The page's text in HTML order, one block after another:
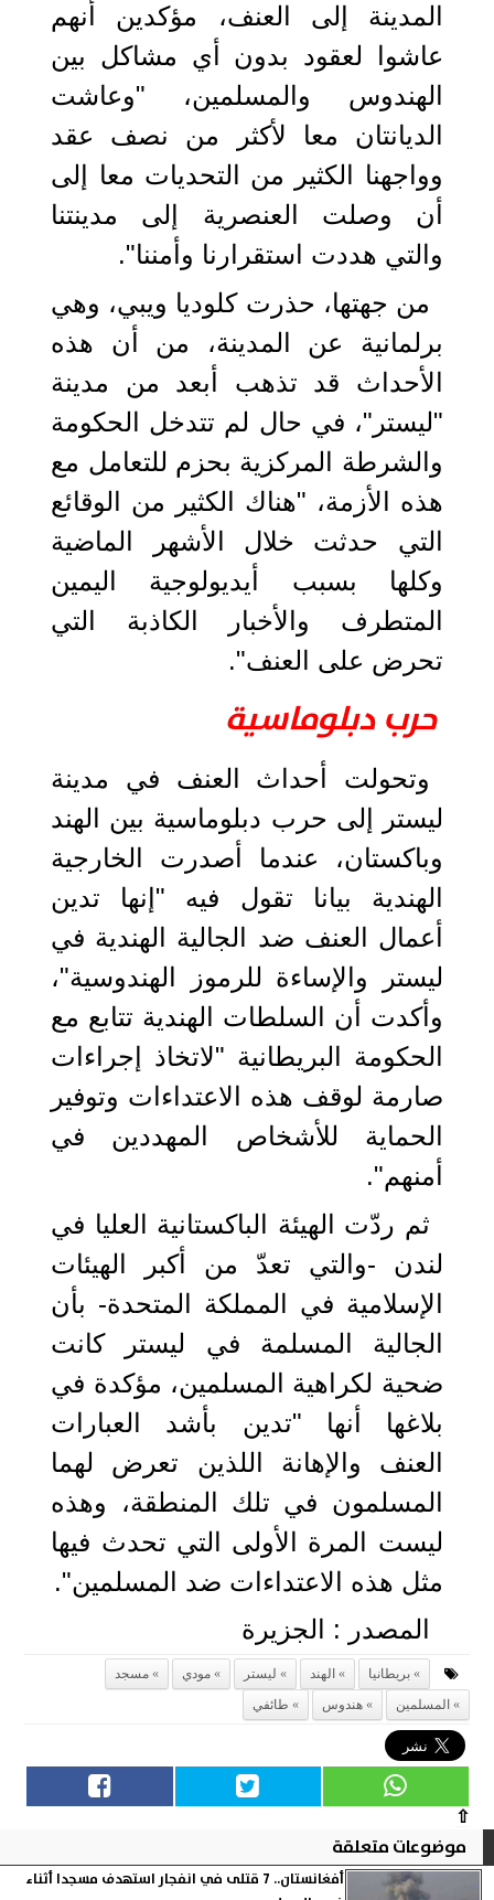
المدينة إلى العنف، مؤكدين أنهم
عاشوا لعقود بدون أي مشاكل بين
الهندوس والمسلمين، "وعاشت
الديانتان معا لأكثر من نصف عقد
وواجهنا الكثير من التحديات معا إلى
أن وصلت العنصرية إلى مدينتنا
والتي هددت استقرارنا وأمننا".
من جهتها، حذرت كلوديا ويبي، وهي
برلمانية عن المدينة، من أن هذه
الأحداث قد تذهب أبعد من مدينة
"ليستر"، في حال لم تتدخل الحكومة
والشرطة المركزية بحزم للتعامل مع
هذه الأزمة، "هناك الكثير من الوقائع
التي حدثت خلال الأشهر الماضية
وكلها بسبب أيديولوجية اليمين
المتطرف والأخبار الكاذبة التي
تحرض على العنف".
حرب دبلوماسية
وتحولت أحداث العنف في مدينة
ليستر إلى حرب دبلوماسية بين الهند
وباكستان، عندما أصدرت الخارجية
الهندية بيانا تقول فيه "إنها تدين
أعمال العنف ضد الجالية الهندية في
ليستر والإساءة للرموز الهندوسية"،
وأكدت أن السلطات الهندية تتابع مع
الحكومة البريطانية "لاتخاذ إجراءات
صارمة لوقف هذه الاعتداءات وتوفير
الحماية للأشخاص المهددين في
أمنهم".
ثم ردّت الهيئة الباكستانية العليا في
لندن -والتي تعدّ من أكبر الهيئات
الإسلامية في المملكة المتحدة- بأن
الجالية المسلمة في ليستر كانت
ضحية لكراهية المسلمين، مؤكدة في
بلاغها أنها "تدين بأشد العبارات
العنف والإهانة اللذين تعرض لهما
المسلمون في تلك المنطقة، وهذه
ليست المرة الأولى التي تحدث فيها
مثل هذه الاعتداءات ضد المسلمين".
المصدر : الجزيرة
بريطانيا الهند ليستر مودي
مسجد
المسلمين
هندوس طائفي
⇧
موضوعات متعلقة
أفغانستان.. 7 قتلى في انفجار استهدف مسجدا أثناء